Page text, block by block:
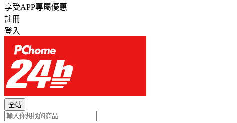
享受APP專屬優惠
註冊
登入
全站